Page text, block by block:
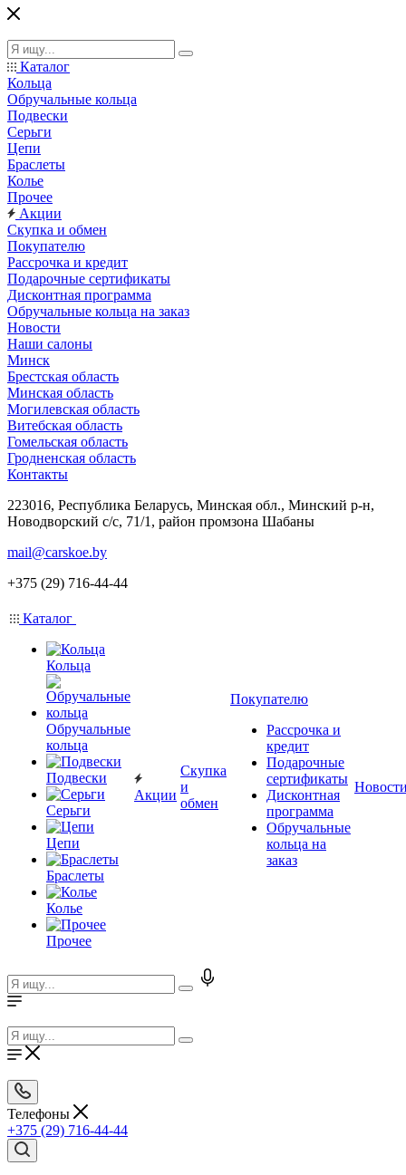
Каталог
Кольца
Обручальные кольца
Подвески
Серьги
Цепи
Браслеты
Колье
Прочее
Акции
Скупка и обмен
Покупателю
Рассрочка и кредит
Подарочные сертификаты
Дисконтная программа
Обручальные кольца на заказ
Новости
Наши салоны
Минск
Брестская область
Минская область
Могилевская область
Витебская область
Гомельская область
Гродненская область
Контакты
223016, Республика Беларусь, Минская обл., Минский р-н,
Новодворский с/с, 71/1, район промзона Шабаны
mail@carskoe.by
+375 (29) 716-44-44
Каталог
Кольца
Обручальные
кольца
Подвески
Серьги
Цепи
Браслеты
Колье
Прочее
Акции
Скупка
и
обмен
Покупателю
Рассрочка и
кредит
Подарочные
сертификаты
Дисконтная
программа
Обручальные
кольца на
заказ
Телефоны
+375 (29) 716-44-44